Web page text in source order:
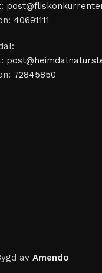
40691111
72845850
av Amendo